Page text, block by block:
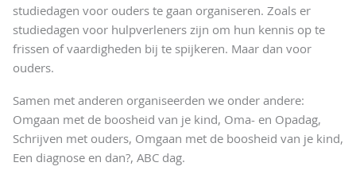
studiedagen voor ouders te gaan organiseren. Zoals er
studiedagen voor hulpverleners zijn om hun kennis op te
frissen of vaardigheden bij te spijkeren. Maar dan voor
ouders.
Samen met anderen organiseerden we onder andere:
Omgaan met de boosheid van je kind, Oma- en Opadag,
Schrijven met ouders, Omgaan met de boosheid van je kind,
Een diagnose en dan?, ABC dag.